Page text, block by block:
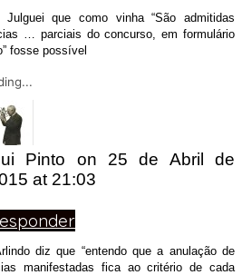
Julguei que como vinha “São admitidas
… parciais do concurso, em formulário
fosse possível
Pinto on 25 de Abril de
at 21:03
diz que “entendo que a anulação de
manifestadas fica ao critério de cada